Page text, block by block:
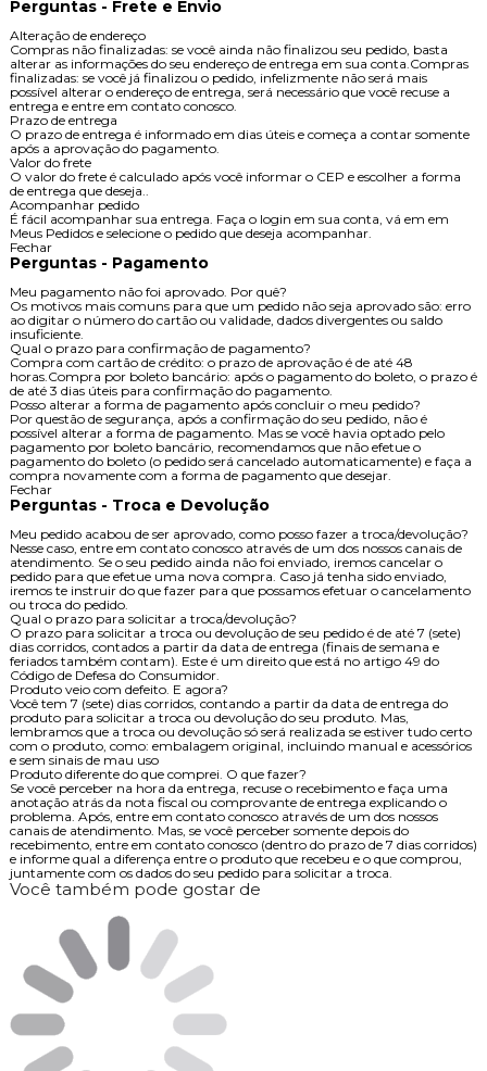
Outras respostas que podem te ajudar
Frete e Envio Pagamento
Troca e Devolução
Fechar
Perguntas - Frete e Envio
Alteração de endereço
Compras não finalizadas: se você ainda não finalizou seu pedido, basta
alterar as informações do seu endereço de entrega em sua conta.Compras
finalizadas: se você já finalizou o pedido, infelizmente não será mais
possível alterar o endereço de entrega, será necessário que você recuse a
entrega e entre em contato conosco.
Prazo de entrega
O prazo de entrega é informado em dias úteis e começa a contar somente
após a aprovação do pagamento.
Valor do frete
O valor do frete é calculado após você informar o CEP e escolher a forma
de entrega que deseja..
É fácil acompanhar sua entrega. Faça o login em sua conta, vá em em
Meus Pedidos e selecione o pedido que deseja acompanhar.
Fechar
Perguntas - Pagamento
Meu pagamento não foi aprovado. Por quê?
Os motivos mais comuns para que um pedido não seja aprovado são: erro
ao digitar o número do cartão ou validade, dados divergentes ou saldo
insuficiente.
Qual o prazo para confirmação de pagamento?
Compra com cartão de crédito: o prazo de aprovação é de até 48
horas.Compra por boleto bancário: após o pagamento do boleto, o prazo é
de até 3 dias úteis para confirmação do pagamento.
Posso alterar a forma de pagamento após concluir o meu pedido?
Por questão de segurança, após a confirmação do seu pedido, não é
possível alterar a forma de pagamento. Mas se você havia optado pelo
pagamento por boleto bancário, recomendamos que não efetue o
pagamento do boleto (o pedido será cancelado automaticamente) e faça a
compra novamente com a forma de pagamento que desejar.
Fechar
Perguntas - Troca e Devolução
Meu pedido acabou de ser aprovado, como posso fazer a troca/devolução?
Nesse caso, entre em contato conosco através de um dos nossos canais de
atendimento. Se o seu pedido ainda não foi enviado, iremos cancelar o
pedido para que efetue uma nova compra. Caso já tenha sido enviado,
iremos te instruir do que fazer para que possamos efetuar o cancelamento
ou troca do pedido.
Qual o prazo para solicitar a troca/devolução?
O prazo para solicitar a troca ou devolução de seu pedido é de até 7 (sete)
dias corridos, contados a partir da data de entrega (finais de semana e
feriados também contam). Este é um direito que está no artigo 49 do
Código de Defesa do Consumidor.
Produto veio com defeito. E agora?
Você tem 7 (sete) dias corridos, contando a partir da data de entrega do
produto para solicitar a troca ou devolução do seu produto. Mas,
lembramos que a troca ou devolução só será realizada se estiver tudo certo
com o produto, como: embalagem original, incluindo manual e acessórios
e sem sinais de mau uso
Produto diferente do que comprei. O que fazer?
Se você perceber na hora da entrega, recuse o recebimento e faça uma
anotação atrás da nota fiscal ou comprovante de entrega explicando o
problema. Após, entre em contato conosco através de um dos nossos
recebimento, entre em contato conosco (dentro do prazo de 7 dias corridos)
e informe qual a diferença entre o produto que recebeu e o que comprou,
juntamente com os dados do seu pedido para solicitar a troca.
Você também pode gostar de